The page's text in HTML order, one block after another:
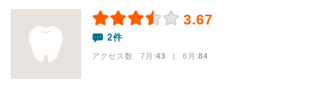
3.67
2件
アクセス数 7月:43 | 6月:84